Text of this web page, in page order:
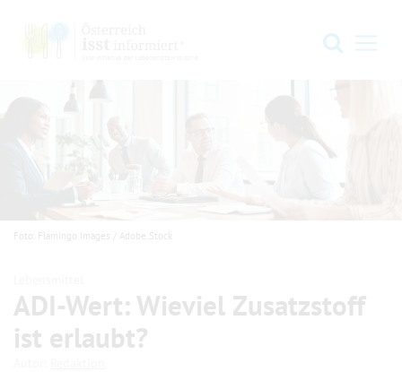
Suche
Foto: Flamingo Images / Adobe Stock
ADI-Wert: Wieviel Zusatz­stoff
ist erlaubt?